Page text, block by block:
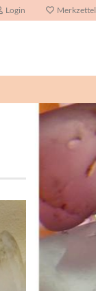
Login Merkzettel